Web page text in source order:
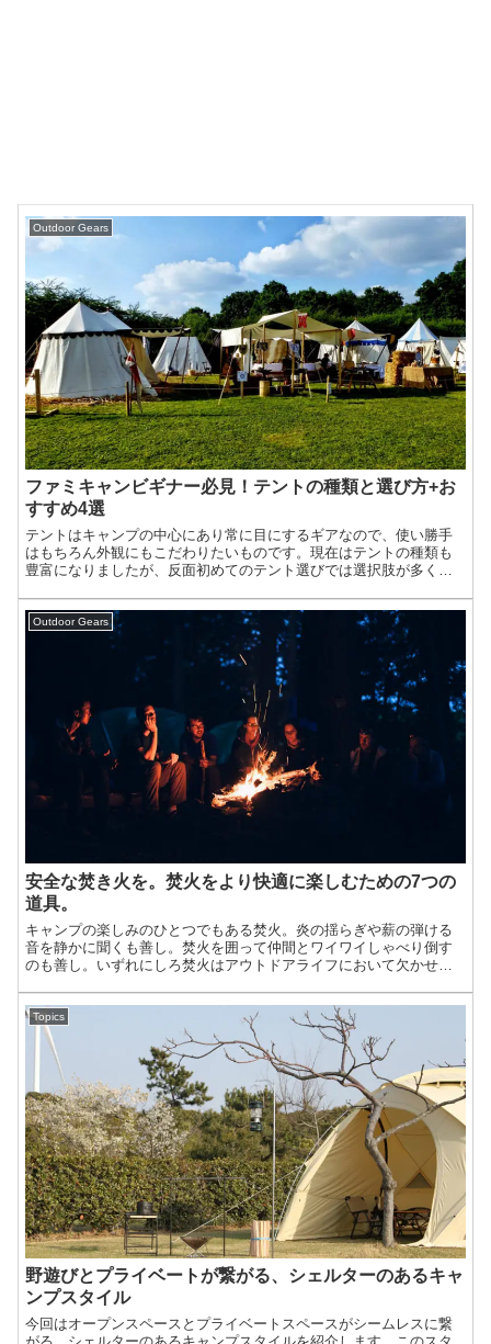
Outdoor Gears
ファミキャンビギナー必見！テントの種類と選び方+お
すすめ4選
テントはキャンプの中心にあり常に目にするギアなので、使い勝手
はもちろん外観にもこだわりたいものです。現在はテントの種類も
豊富になりましたが、反面初めてのテント選びでは選択肢が多く迷
イント、そしておすすめを紹介しましょう。
Outdoor Gears
安全な焚き火を。焚火をより快適に楽しむための7つの
道具。
キャンプの楽しみのひとつでもある焚火。炎の揺らぎや薪の弾ける
音を静かに聞くも善し。焚火を囲って仲間とワイワイしゃべり倒す
のも善し。いずれにしろ焚火はアウトドアライフにおいて欠かせな
Topics
野遊びとプライベートが繋がる、シェルターのあるキャ
ンプスタイル
今回はオープンスペースとプライベートスペースがシームレスに繋